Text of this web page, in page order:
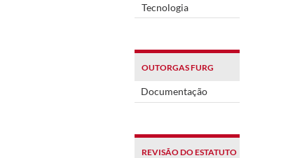
Tecnologia
OUTORGAS FURG
Documentação
REVISÃO DO ESTATUTO